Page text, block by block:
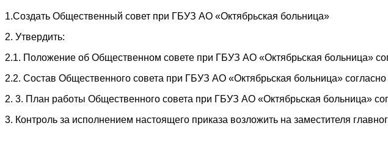
1.Создать Общественный совет при ГБУЗ АО «Октябрьская больница»
2. Утвердить:
2.1. Положение об Общественном совете при ГБУЗ АО «Октябрьская больница»
2.2. Состав Общественного совета при ГБУЗ АО «Октябрьская больница»
2. 3. План работы Общественного совета при ГБУЗ АО «Октябрьская больница»
3. Контроль за исполнением настоящего приказа возложить на заместителя